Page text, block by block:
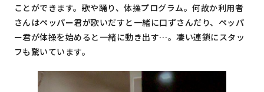
ことができます。歌や踊り、体操プログラム。何故か利用者
さんはペッパー君が歌いだすと一緒に口ずさんだり、ペッパ
ー君が体操を始めると一緒に動き出す…。凄い連鎖にスタッ
フも驚いています。